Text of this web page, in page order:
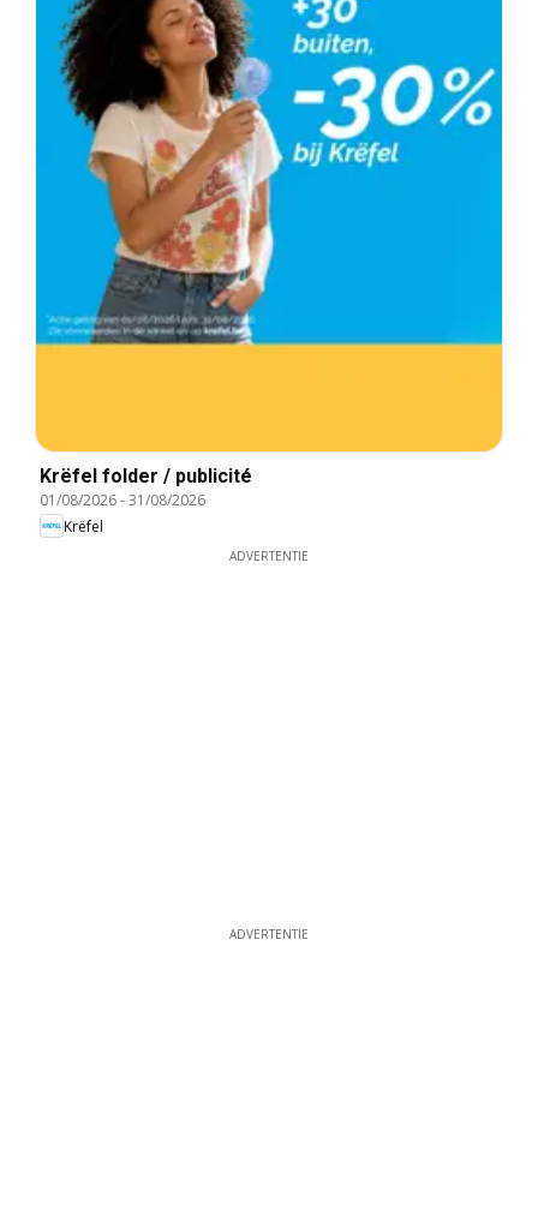
Krëfel folder / publicité
01/08/2026-31/08/2026
Krëfel
ADVERTENTIE
ADVERTENTIE